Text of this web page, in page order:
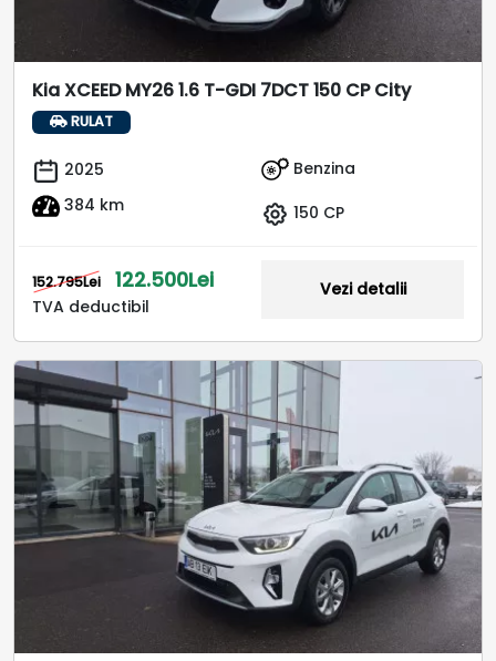
Kia XCEED MY26 1.6 T-GDI 7DCT 150 CP City
RULAT
2025
384 km
Benzina
150 CP
152.795Lei 122.500Lei
TVA deductibil
Vezi detalii